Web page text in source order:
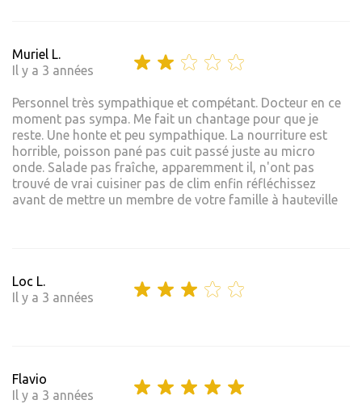
Muriel L.
Il y a 3 années
Personnel très sympathique et compétant. Docteur en ce
moment pas sympa. Me fait un chantage pour que je
reste. Une honte et peu sympathique. La nourriture est
horrible, poisson pané pas cuit passé juste au micro
onde. Salade pas fraîche, apparemment il, n'ont pas
trouvé de vrai cuisiner pas de clim enfin réfléchissez
avant de mettre un membre de votre famille à hauteville
Loc L.
Il y a 3 années
Flavio
Il y a 3 années